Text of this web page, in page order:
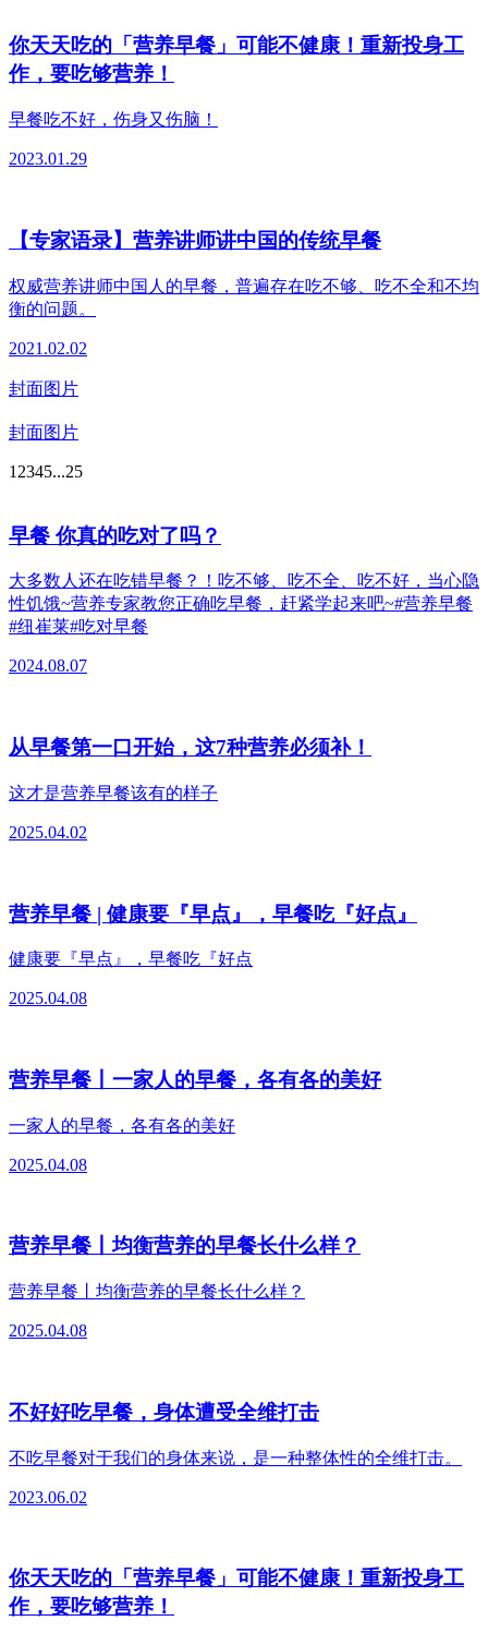
你天天吃的「营养早餐」可能不健康！重新投身工
作，要吃够营养！
早餐吃不好，伤身又伤脑！
2023.01.29
【专家语录】营养讲师讲中国的传统早餐
权威营养讲师中国人的早餐，普遍存在吃不够、吃不全和不均
衡的问题。
2021.02.02
封面图片
封面图片
1 2345...25
早餐 你真的吃对了吗？
大多数人还在吃错早餐？！吃不够、吃不全、吃不好，当心隐
性饥饿~营养专家教您正确吃早餐，赶紧学起来吧~#营养早餐
#纽崔莱#吃对早餐
2024.08.07
从早餐第一口开始，这7种营养必须补！
这才是营养早餐该有的样子
2025.04.02
营养早餐 | 健康要『早点』，早餐吃『好点』
健康要『早点』，早餐吃『好点
2025.04.08
营养早餐丨一家人的早餐，各有各的美好
一家人的早餐，各有各的美好
2025.04.08
营养早餐丨均衡营养的早餐长什么样？
营养早餐丨均衡营养的早餐长什么样？
2025.04.08
不好好吃早餐，身体遭受全维打击
不吃早餐对于我们的身体来说，是一种整体性的全维打击。
2023.06.02
你天天吃的「营养早餐」可能不健康！重新投身工
作，要吃够营养！